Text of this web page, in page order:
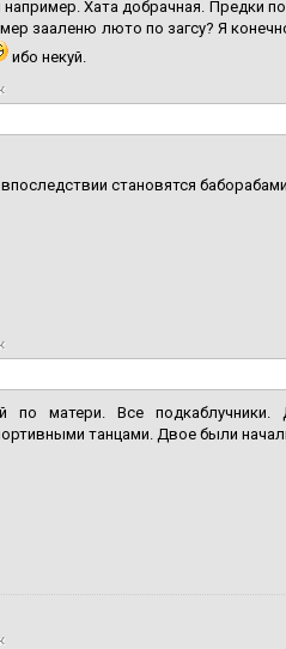
например. Хата добрачная. Предки
зааленю люто по загсу? Я
ибо некуй.
становятся
по матери. Все
танцами. Двое были